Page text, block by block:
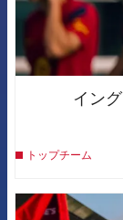
イン
トップチーム